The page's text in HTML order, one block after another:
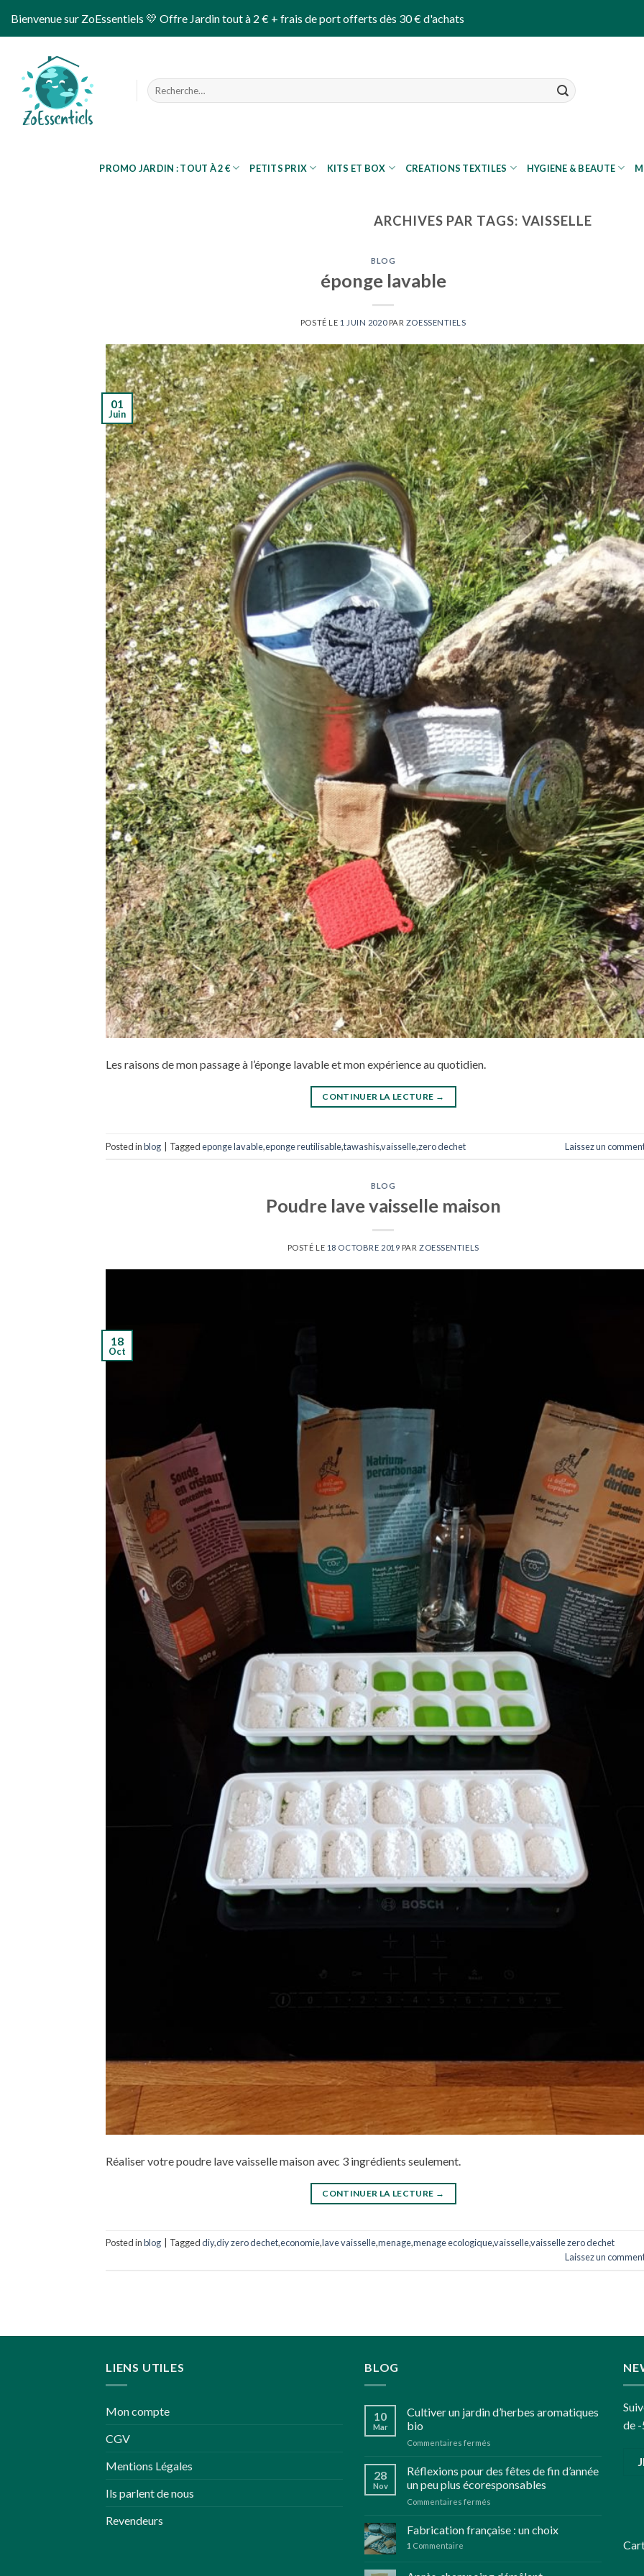
Bienvenue sur ZoEssentiels 💛 Offre Jardin tout à 2 € + frais de port offerts dès 30 € d'achats
Recherche
pour :
PROMO JARDIN : TOUT À 2 € PETITS PRIX KITS ET BOX CREATIONS TEXTILES HYGIENE & BEAUTE
ARCHIVES PAR TAGS: VAISSELLE
BLOG
éponge lavable
POSTÉ LE 1 JUIN 2020PAR ZOESSENTIELS
01
Juin
Les raisons de mon passage à l’éponge lavable et mon expérience au quotidien.
CONTINUER LA LECTURE →
Posted inblog Taggedeponge lavable,eponge reutilisable,tawashis,vaisselle,zero dechet Laissez un
BLOG
Poudre lave vaisselle maison
POSTÉ LE 18 OCTOBRE 2019 PARZOESSENTIELS
18
Oct
Réaliser votre poudre lave vaisselle maison avec 3 ingrédients seulement.
CONTINUER LA LECTURE →
Posted inblog Taggeddiy,diy zero dechet,economie,lave vaisselle,menage,menage ecologique,vaisselle,vaisselle zero dechet
Laissez un
LIENS UTILES
Mon compte
CGV
Mentions Légales
Ils parlent de nous
Revendeurs
BLOG
10
Mar
Cultiver un jardin d’herbes aromatiques
bio
Commentaires fermés
un
jardin
d’herbes
28
Nov
Réflexions pour des fêtes de fin d’année
un peu plus écoresponsables
Commentaires fermés
pour
des
fin
Fabrication française : un choix
1 Commentaire
de